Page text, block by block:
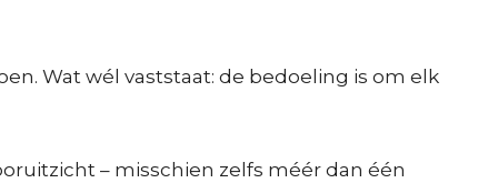
Wat wél vaststaat: de bedoeling is om elk
– misschien zelfs méér dan één